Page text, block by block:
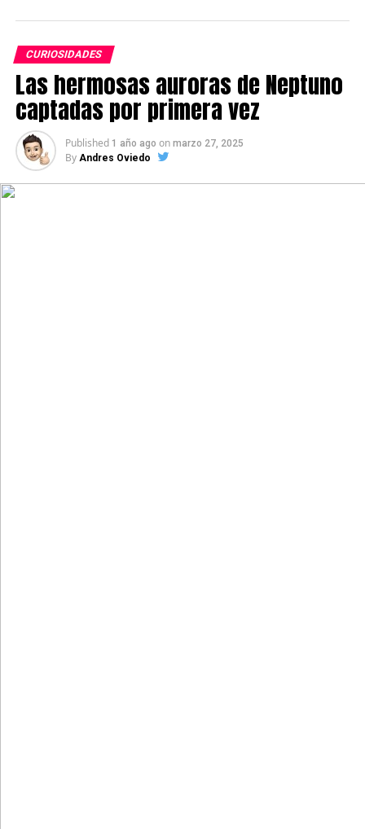
CURIOSIDADES
Las hermosas auroras de Neptuno
captadas por primera vez
Published 1 año ago on marzo 27, 2025
By Andres Oviedo